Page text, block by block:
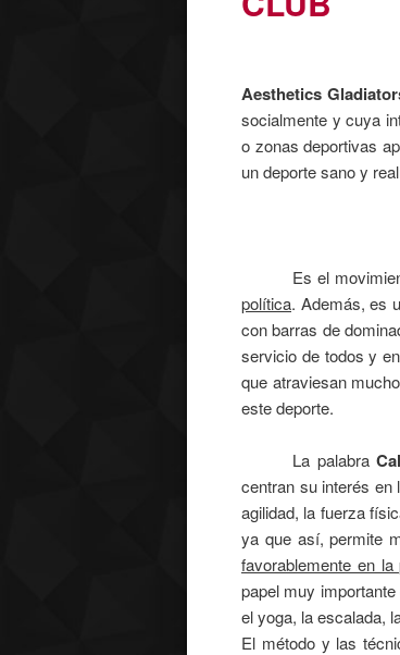
Aesthetics
socialmente y cuya
o zonas deportivas
un deporte sano y
Es el
política. Además, es
con barras de
servicio de todos y
que atraviesan
este deporte.
La palabra
centran su interés en
agilidad, la fuerza
ya que así, permite
favorablemente en
papel muy
el yoga, la escalada,
El método y las